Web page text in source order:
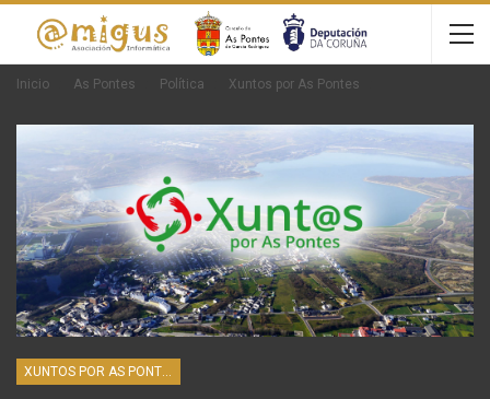
Inicio As Pontes Política Xuntos por As Pontes
XUNTOS POR AS PONTES